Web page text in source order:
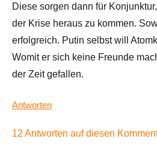
Diese sorgen dann für
der Krise heraus zu kommen.
erfolgreich. Putin selbst will
Womit er sich keine Freunde
der Zeit gefallen.
Antworten
12 Antworten auf diesen